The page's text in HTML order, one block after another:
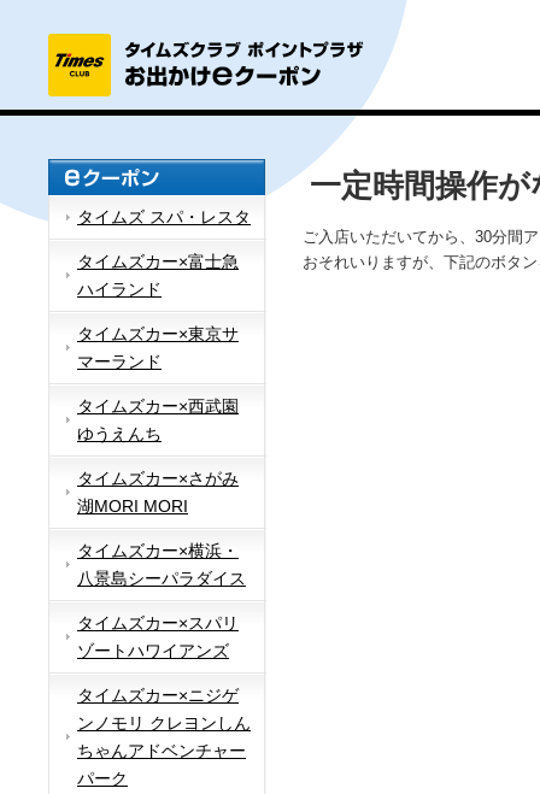
タイムズ スパ・レスタ
タイムズカー×富士急
ハイランド
タイムズカー×東京サ
マーランド
タイムズカー×西武園
ゆうえんち
タイムズカー×さがみ
湖MORI MORI
タイムズカー×横浜・
八景島シーパラダイス
タイムズカー×スパリ
ゾートハワイアンズ
タイムズカー×ニジゲ
ンノモリ クレヨンしん
ちゃんアドベンチャー
パーク
一定時間操作
ご入店いただいてから、30分間
おそれいりますが、下記のボタ